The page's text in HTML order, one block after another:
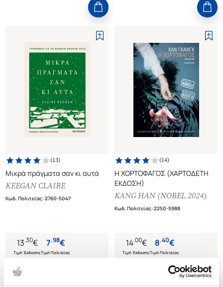
(13)
Μικρά πράγματα σαν κι αυτά
KEEGAN CLAIRE
Κωδ. Πολιτείας:2760-5047
13.30€
Τιμή Έκδοσης
7.98€
Τιμή Πολιτείας
(14)
Η ΧΟΡΤΟΦΑΓΟΣ (ΧΑΡΤΟΔΕΤΗ
ΕΚΔΟΣΗ)
KANG HAN (NOBEL 2024)
Κωδ. Πολιτείας:2250-5988
14.00€
Τιμή Έκδοσης
8.40€
Τιμή Πολιτείας